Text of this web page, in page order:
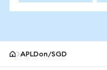
APLDon/SGD